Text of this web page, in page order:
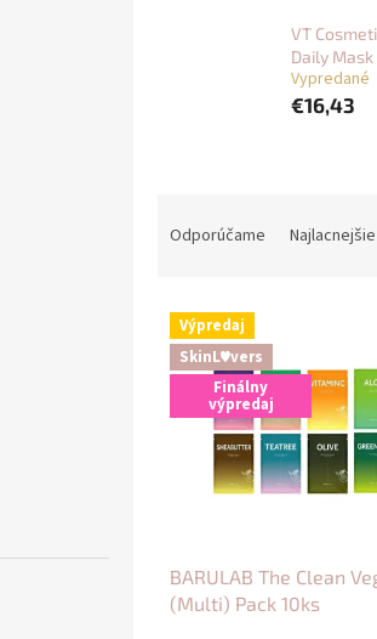
VT
Daily
Vypredané
€16,43
n
Odporúčame Najlacnejšie
V
p
Výpredaj
SkinL♥vers
Finálny
výpredaj
BARULAB The Clean
(Multi) Pack 10ks